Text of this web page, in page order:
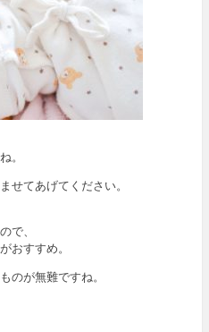
。
せてあげてください。
で、
おすすめ。
のが無難ですね。